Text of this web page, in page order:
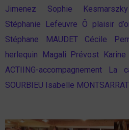
Jimenez
Sophie Kesmarszky
Stéphanie Lefeuvre Ô plaisir
Stéphane MAUDET
Cécile
herlequin
Magali Prévost Karine
ACTIING-accompagnement
La
SOURBIEU Isabelle MONTSARRAT